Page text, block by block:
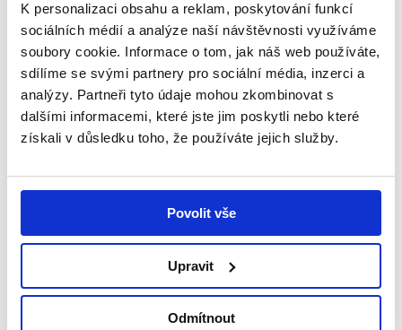
K personalizaci obsahu a reklam, poskytování funkcí
sociálních médií a analýze naší návštěvnosti využíváme
soubory cookie. Informace o tom, jak náš web používáte,
sdílíme se svými partnery pro sociální média, inzerci a
analýzy. Partneři tyto údaje mohou zkombinovat s
dalšími informacemi, které jste jim poskytli nebo které
získali v důsledku toho, že používáte jejich služby.
Povolit vše
Upravit
Odmítnout
Novinky
Zobrazit všechny
Staňte se i vy Dobrým andělem!